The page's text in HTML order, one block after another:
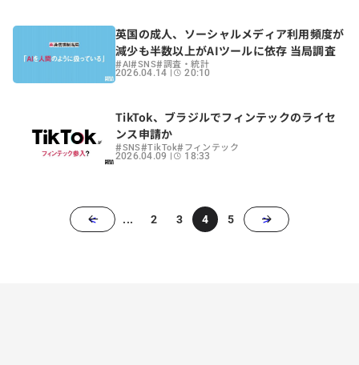
英国の成人、ソーシャルメディア利用頻度が
減少も半数以上がAIツールに依存 当局調査
#AI#SNS#調査・統計
2026.04.14 20:10
TikTok、ブラジルでフィンテックのライセ
ンス申請か
#SNS#TikTok#フィンテック
2026.04.09 18:33
< ... 2 3 4 5 >